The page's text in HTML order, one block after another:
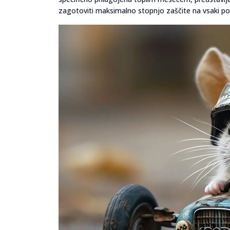
zagotoviti maksimalno stopnjo zaščite na vsaki